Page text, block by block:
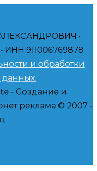
•
ИНН 911006769878
и обработки
- Создание и
реклама © 2007 -